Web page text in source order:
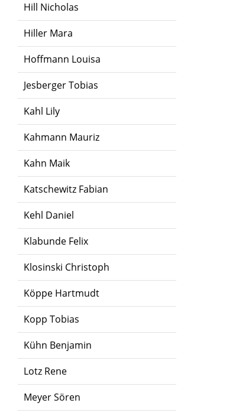
Hill Nicholas
Hiller Mara
Hoffmann Louisa
Jesberger Tobias
Kahl Lily
Kahmann Mauriz
Kahn Maik
Katschewitz Fabian
Kehl Daniel
Klabunde Felix
Klosinski Christoph
Köppe Hartmudt
Kopp Tobias
Kühn Benjamin
Lotz Rene
Meyer Sören